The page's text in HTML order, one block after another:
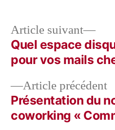
Navigation
l’article
Article précédent
Présentation du
coworking «
Article suivant
Quel espace
pour vos mails